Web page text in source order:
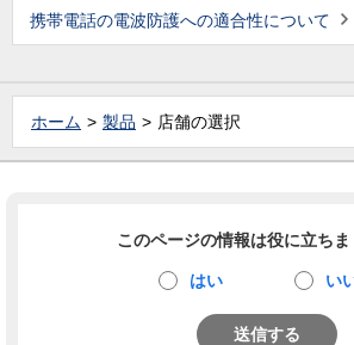
携帯電話の電波防護への適合性について
ホーム 製品 店舗の選択
このページの情報は役に立ちま
はい い
送信する